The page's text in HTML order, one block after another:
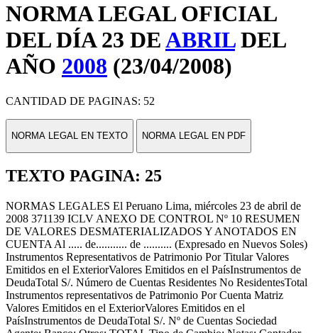
NORMA LEGAL OFICIAL
DEL DÍA 23 DEABRILDEL
AÑO 2008 (23/04/2008)
CANTIDAD DE PAGINAS: 52
NORMA LEGAL EN TEXTO NORMA LEGAL EN PDF
TEXTO PAGINA: 25
NORMAS LEGALES El Peruano Lima, miércoles 23 de abril de
2008 371139 ICLV ANEXO DE CONTROL Nº 10 RESUMEN
DE VALORES DESMATERIALIZADOS Y ANOTADOS EN
CUENTA Al ..... de........... de .......... (Expresado en Nuevos Soles)
Instrumentos Representativos de Patrimonio Por Titular Valores
Emitidos en el ExteriorValores Emitidos en el PaísInstrumentos de
DeudaTotal S/. Número de Cuentas Residentes No ResidentesTotal
Instrumentos representativos de Patrimonio Por Cuenta Matriz
Valores Emitidos en el ExteriorValores Emitidos en el
PaísInstrumentos de DeudaTotal S/. Nº de Cuentas Sociedad